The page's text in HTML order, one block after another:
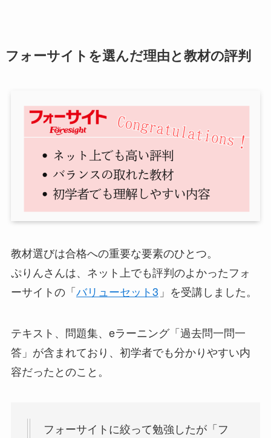
フォーサイトを選んだ理由と教材の評判
教材選びは合格への重要な要素のひとつ。
ぷりんさんは、ネット上でも評判のよかったフォ
ーサイトの「バリューセット3 」を受講しました。
テキスト、問題集、eラーニング「過去問一問一
答」が含まれており、初学者でも分かりやすい内
容だったとのこと。
フォーサイトに絞って勉強したが「フ